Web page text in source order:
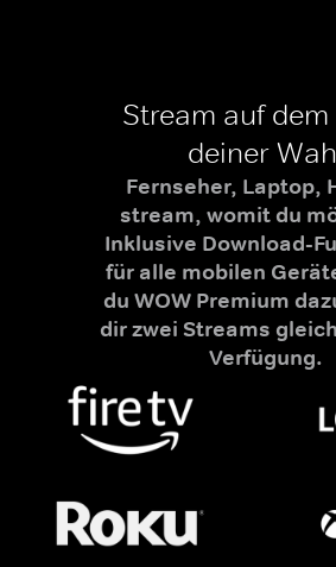
Stream auf
deiner
Fernseher, Laptop,
stream, womit du
Inklusive Download-
für alle mobilen
du WOW Premium
dir zwei Streams
Verfügung.